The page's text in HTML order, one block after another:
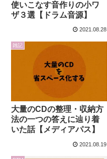
使いこなす音作りの小ワ
ザ３選【ドラム音源】
2021.08.28
雑記
大量のCDの整理・収納方
法の一つの答えに辿り着
いた話【メディアパス】
2021.08.19